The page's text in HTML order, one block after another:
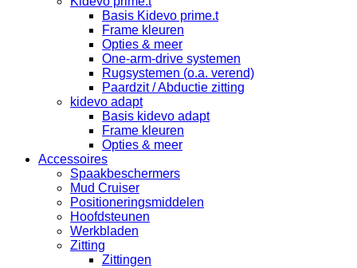
Basis Kidevo prime.t
Frame kleuren
Opties & meer
One-arm-drive systemen
Rugsystemen (o.a. verend)
Paardzit / Abductie zitting
kidevo adapt
Basis kidevo adapt
Frame kleuren
Opties & meer
Accessoires
Spaakbeschermers
Mud Cruiser
Positioneringsmiddelen
Hoofdsteunen
Werkbladen
Zitting
Zittingen